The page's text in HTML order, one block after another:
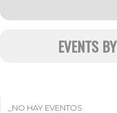
EVENTS
_NO HAY EVENTOS